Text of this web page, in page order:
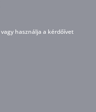
vagy használja a kérdőívet